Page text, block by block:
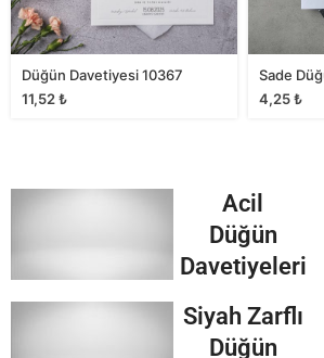
Düğün Davetiyesi 10367
11,52₺
Sade
4,25₺
Acil
Düğün
Davetiyeleri
Siyah Zarflı
Düğün